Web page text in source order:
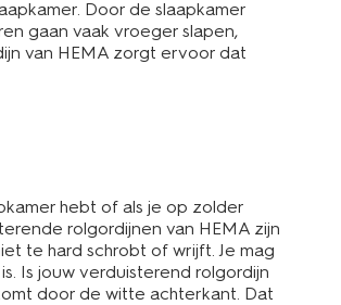
Door de slaapkamer
gaan vaak vroeger slapen,
van HEMA zorgt ervoor dat
hebt of als je op zolder
rolgordijnen van HEMA zijn
te hard schrobt of wrijft. Je mag
Is jouw verduisterend rolgordijn
door de witte achterkant. Dat